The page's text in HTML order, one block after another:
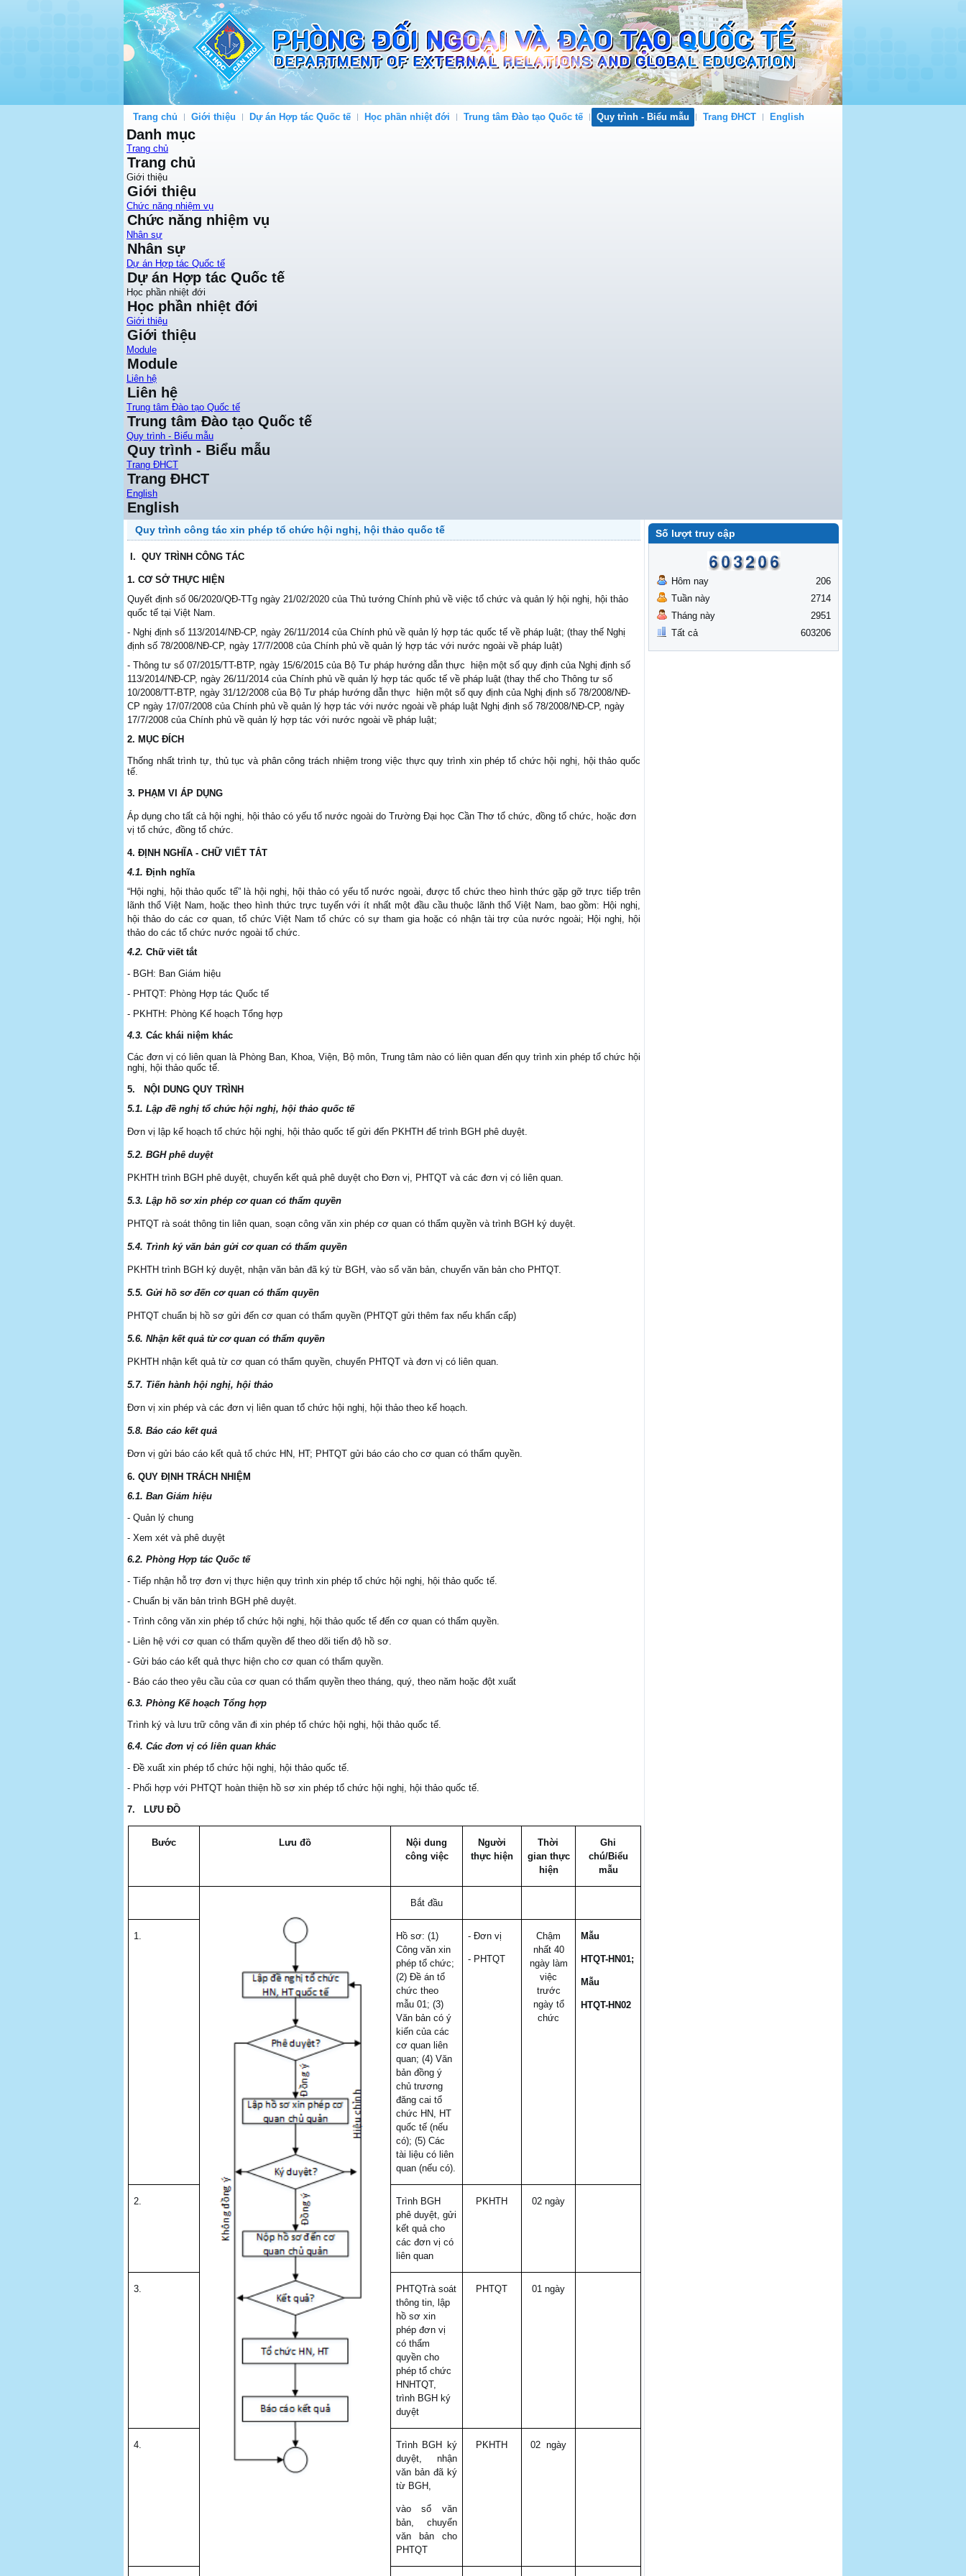
Trang chủ Giới thiệu Dự án Hợp tác Quốc tế Học phần nhiệt đới Trung tâm Đào tạo Quốc tế Quy trình - Biểu mẫu Trang ĐHCT English
Danh mục
Trang chủ
Trang chủ
Giới thiệu
Giới thiệu
Chức năng nhiệm vụ
Chức năng nhiệm vụ
Nhân sự
Nhân sự
Dự án Hợp tác Quốc tế
Dự án Hợp tác Quốc tế
Học phần nhiệt đới
Học phần nhiệt đới
Giới thiệu
Giới thiệu
Module
Module
Liên hệ
Liên hệ
Trung tâm Đào tạo Quốc tế
Trung tâm Đào tạo Quốc tế
Quy trình - Biểu mẫu
Quy trình - Biểu mẫu
Trang ĐHCT
Trang ĐHCT
English
English
Quy trình công tác xin phép tổ chức hội nghị, hội thảo quốc tế
I. QUY TRÌNH CÔNG TÁC
1. CƠ SỞ THỰC HIỆN
Quyết định số 06/2020/QĐ-TTg ngày 21/02/2020 của Thủ tướng Chính phủ về việc tổ chức và quản lý hội nghị, hội thảo
quốc tế tại Việt Nam.
- Nghị định số 113/2014/NĐ-CP, ngày 26/11/2014 của Chính phủ về quản lý hợp tác quốc tế về pháp luật; (thay thế Nghị
định số 78/2008/NĐ-CP, ngày 17/7/2008 của Chính phủ về quản lý hợp tác với nước ngoài về pháp luật)
- Thông tư số 07/2015/TT-BTP, ngày 15/6/2015 của Bộ Tư pháp hướng dẫn thực hiện một số quy định của Nghị định số
113/2014/NĐ-CP, ngày 26/11/2014 của Chính phủ về quản lý hợp tác quốc tế về pháp luật (thay thế cho Thông tư số
10/2008/TT-BTP, ngày 31/12/2008 của Bộ Tư pháp hướng dẫn thực hiện một số quy định của Nghị định số 78/2008/NĐ-
CP ngày 17/07/2008 của Chính phủ về quản lý hợp tác với nước ngoài về pháp luật Nghị định số 78/2008/NĐ-CP, ngày
17/7/2008 của Chính phủ về quản lý hợp tác với nước ngoài về pháp luật;
2. MỤC ĐÍCH
Thống nhất trình tự, thủ tục và phân công trách nhiệm trong việc thực quy trình xin phép tổ chức hội nghị, hội thảo quốc
tế.
3. PHẠM VI ÁP DỤNG
Áp dụng cho tất cả hội nghị, hội thảo có yếu tố nước ngoài do Trường Đại học Cần Thơ tổ chức, đồng tổ chức, hoặc đơn
vị tổ chức, đồng tổ chức.
4. ĐỊNH NGHĨA - CHỮ VIẾT TẮT
4.1. Định nghĩa
“Hội nghị, hội thảo quốc tế” là hội nghị, hội thảo có yếu tố nước ngoài, được tổ chức theo hình thức gặp gỡ trực tiếp trên
lãnh thổ Việt Nam, hoặc theo hình thức trực tuyến với ít nhất một đầu cầu thuộc lãnh thổ Việt Nam, bao gồm: Hội nghị,
hội thảo do các cơ quan, tổ chức Việt Nam tổ chức có sự tham gia hoặc có nhận tài trợ của nước ngoài; Hội nghị, hội
thảo do các tổ chức nước ngoài tổ chức.
4.2. Chữ viết tắt
- BGH: Ban Giám hiệu
- PHTQT: Phòng Hợp tác Quốc tế
- PKHTH: Phòng Kế hoạch Tổng hợp
4.3. Các khái niệm khác
Các đơn vị có liên quan là Phòng Ban, Khoa, Viện, Bộ môn, Trung tâm nào có liên quan đến quy trình xin phép tổ chức hội
nghị, hội thảo quốc tế.
5.
NỘI DUNG QUY TRÌNH
5.1. Lập đề nghị tổ chức hội nghị, hội thảo quốc tế
Đơn vị lập kế hoạch tổ chức hội nghị, hội thảo quốc tế gửi đến PKHTH để trình BGH phê duyệt.
5.2. BGH phê duyệt
PKHTH trình BGH phê duyệt, chuyển kết quả phê duyệt cho Đơn vị, PHTQT và các đơn vị có liên quan.
5.3. Lập hồ sơ xin phép cơ quan có thẩm quyền
PHTQT rà soát thông tin liên quan, soạn công văn xin phép cơ quan có thẩm quyền và trình BGH ký duyệt.
5.4. Trình ký văn bản gửi cơ quan có thẩm quyền
PKHTH trình BGH ký duyệt, nhận văn bản đã ký từ BGH, vào sổ văn bản, chuyển văn bản cho PHTQT.
5.5. Gửi hồ sơ đến cơ quan có thẩm quyền
PHTQT chuẩn bị hồ sơ gửi đến cơ quan có thẩm quyền (PHTQT gửi thêm fax nếu khẩn cấp)
5.6. Nhận kết quả từ cơ quan có thẩm quyền
PKHTH nhận kết quả từ cơ quan có thẩm quyền, chuyển PHTQT và đơn vị có liên quan.
5.7. Tiến hành hội nghị, hội thảo
Đơn vị xin phép và các đơn vị liên quan tổ chức hội nghị, hội thảo theo kế hoạch.
5.8. Báo cáo kết quả
Đơn vị gửi báo cáo kết quả tổ chức HN, HT; PHTQT gửi báo cáo cho cơ quan có thẩm quyền.
6. QUY ĐỊNH TRÁCH NHIỆM
6.1. Ban Giám hiệu
- Quản lý chung
- Xem xét và phê duyệt
6.2. Phòng Hợp tác Quốc tế
- Tiếp nhận hỗ trợ đơn vị thực hiện quy trình xin phép tổ chức hội nghị, hội thảo quốc tế.
- Chuẩn bị văn bản trình BGH phê duyệt.
- Trình công văn xin phép tổ chức hội nghị, hội thảo quốc tế đến cơ quan có thẩm quyền.
- Liên hệ với cơ quan có thẩm quyền để theo dõi tiến độ hồ sơ.
- Gửi báo cáo kết quả thực hiện cho cơ quan có thẩm quyền.
- Báo cáo theo yêu cầu của cơ quan có thẩm quyền theo tháng, quý, theo năm hoặc đột xuất
6.3. Phòng Kế hoạch Tổng hợp
Trình ký và lưu trữ công văn đi xin phép tổ chức hội nghị, hội thảo quốc tế.
6.4. Các đơn vị có liên quan khác
- Đề xuất xin phép tổ chức hội nghị, hội thảo quốc tế.
- Phối hợp với PHTQT hoàn thiện hồ sơ xin phép tổ chức hội nghị, hội thảo quốc tế.
7.
LƯU ĐỒ
Bước Lưu đồ
Nội dung
công việc
Người
thực hiện
Thời
gian thực
hiện
Ghi
chú/Biểu
mẫu
Bắt đầu
1.
Hồ sơ: (1)
Công văn xin
phép tổ chức;
(2) Đề án tổ
chức theo
mẫu 01; (3)
Văn bản có ý
kiến của các
cơ quan liên
quan; (4) Văn
bản đồng ý
chủ trương
đăng cai tổ
chức HN, HT
quốc tế (nếu
có); (5) Các
tài liệu có liên
quan (nếu có).
- Đơn vị
- PHTQT
Chậm
nhất 40
ngày làm
việc
trước
ngày tổ
chức
Mẫu
HTQT-HN01;
Mẫu
HTQT-HN02
2.
Trình BGH
phê duyệt, gửi
kết quả cho
các đơn vị có
liên quan
PKHTH 02 ngày
3.
PHTQTrà soát
thông tin, lập
hồ sơ xin
phép đơn vị
có thẩm
quyền cho
phép tổ chức
HNHTQT,
trình BGH ký
duyệt
PHTQT 01 ngày
4.
Trình BGH ký
duyệt, nhận
văn bản đã ký
từ BGH,
vào sổ văn
bản, chuyển
văn bản cho
PHTQT
PKHTH 02 ngày
Số lượt truy cập
Hôm nay
Tuần này
Tháng này
Tất cả
206
2714
2951
603206